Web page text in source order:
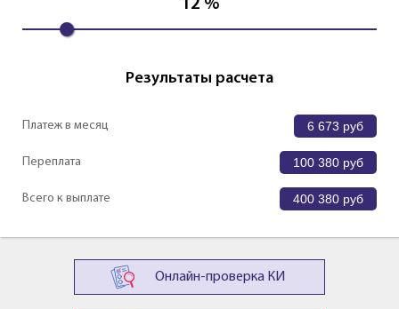
12 %
Результаты расчета
Платеж в месяц 6 673 руб
Переплата 100 380 руб
Всего к выплате 400 380 руб
Онлайн-проверка КИ